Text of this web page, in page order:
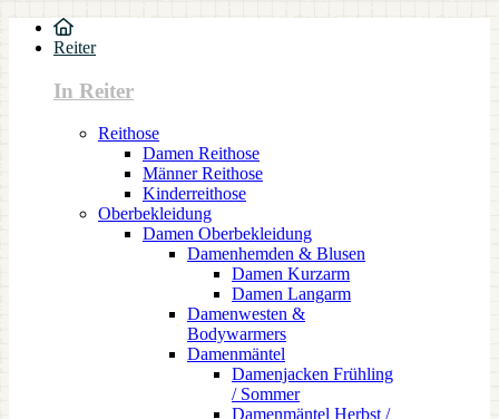
Reiter
In Reiter
Reithose
Damen Reithose
Männer Reithose
Kinderreithose
Oberbekleidung
Damen Oberbekleidung
Damenhemden & Blusen
Damen Kurzarm
Damen Langarm
Damenwesten &
Bodywarmers
Damenmäntel
Damenjacken Frühling
/ Sommer
Damenmäntel Herbst /